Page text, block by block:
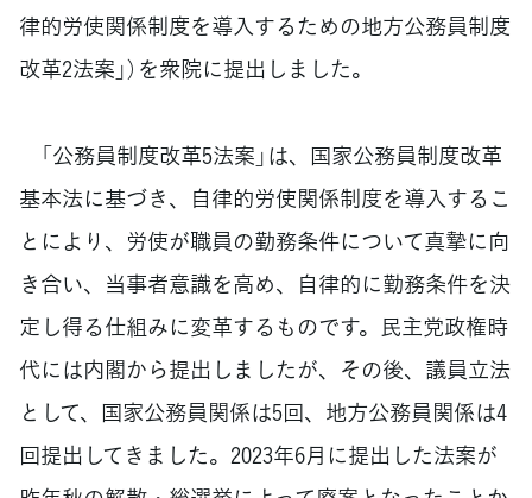
律的労使関係制度を導入するための地方公務員制度
改革2法案」）を衆院に提出しました。
「公務員制度改革5法案」は、国家公務員制度改革
基本法に基づき、自律的労使関係制度を導入するこ
とにより、労使が職員の勤務条件について真摯に向
き合い、当事者意識を高め、自律的に勤務条件を決
定し得る仕組みに変革するものです。民主党政権時
代には内閣から提出しましたが、その後、議員立法
として、国家公務員関係は5回、地方公務員関係は4
回提出してきました。2023年6月に提出した法案が